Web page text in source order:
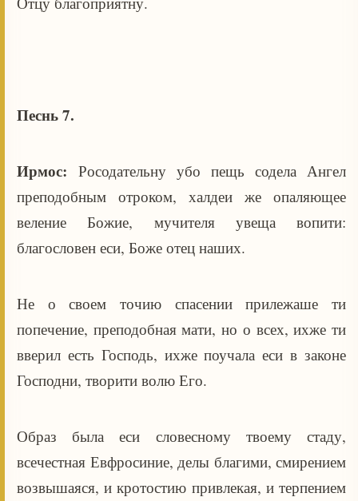
Песнь 7.
Ирмос: Росодательну убо пещь содела Ангел
преподобным отроком, халдеи же опаляющее
веление Божие, мучителя увеща вопити:
благословен еси, Боже отец наших.
Не о своем точию спасении прилежаше ти
попечение, преподобная мати, но о всех, ихже ти
вверил есть Господь, ихже поучала еси в законе
Господни, творити волю Его.
Образ была еси словесному твоему стаду,
всечестная Евфросиние, делы благими, смирением
возвышаяся, и кротостию привлекая, и терпением